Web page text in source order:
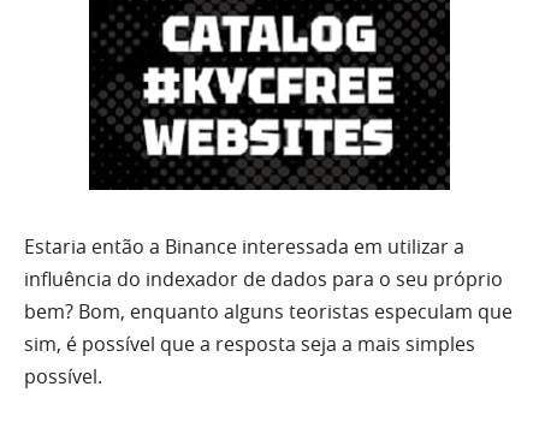
Estaria então a Binance interessada em utilizar a
influência do indexador de dados para o seu próprio
bem? Bom, enquanto alguns teoristas especulam que
sim, é possível que a resposta seja a mais simples
possível.